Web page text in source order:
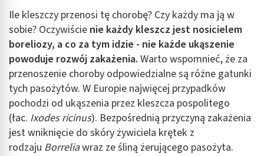
Ile kleszczy przenosi tę chorobę? Czy każdy ma ją w
sobie? Oczywiście nie każdy kleszcz jest nosicielem
boreliozy, a co za tym idzie - nie każde ukąszenie
powoduje rozwój zakażenia.Warto wspomnieć, że za
przenoszenie choroby odpowiedzialne są różne gatunki
tych pasożytów. W Europie najwięcej przypadków
pochodzi od ukąszenia przez kleszcza pospolitego
(łac. Ixodes ricinus). Bezpośrednią przyczyną zakażenia
jest wniknięcie do skóry żywiciela krętek z
rodzaju Borreliawraz ze śliną żerującego pasożyta.